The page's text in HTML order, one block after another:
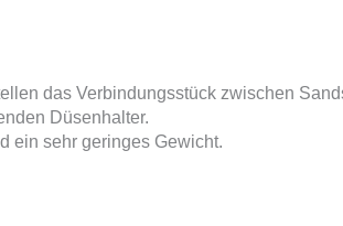
das Verbindungsstück zwischen
Düsenhalter.
ein sehr geringes Gewicht.